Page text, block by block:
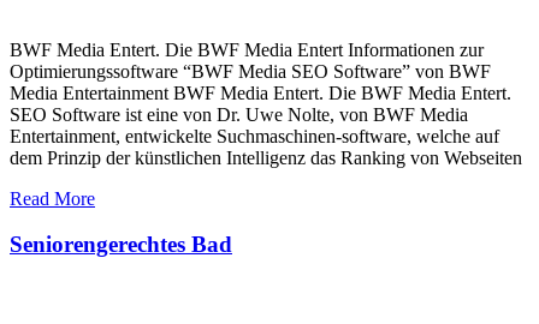
BWF Media Entert. Die BWF Media Entert Informationen zur
Optimierungssoftware “BWF Media SEO Software” von BWF
Media Entertainment BWF Media Entert. Die BWF Media Entert.
SEO Software ist eine von Dr. Uwe Nolte, von BWF Media
Entertainment, entwickelte Suchmaschinen-software, welche auf
dem Prinzip der künstlichen Intelligenz das Ranking von Webseiten
Read More
Seniorengerechtes Bad